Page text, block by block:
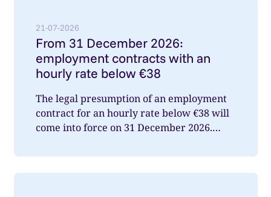
21-07-2026
From 31 December 2026:
employment contracts with an
hourly rate below €38
The legal presumption of an employment
contract for an hourly rate below €38 will
come into force on 31 December 2026.